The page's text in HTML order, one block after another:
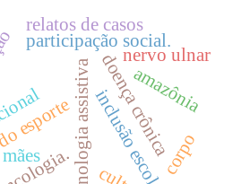
tecnologia assistiva
participação social.
inclusão escolar
doença crônica
mães corpo
relatos de casos
amazônia
nervo ulnar